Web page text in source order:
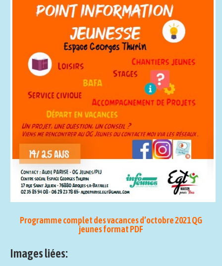
Programme complet des vacances d’octobre 2021 QG
jeunes format PDF
Images liées: